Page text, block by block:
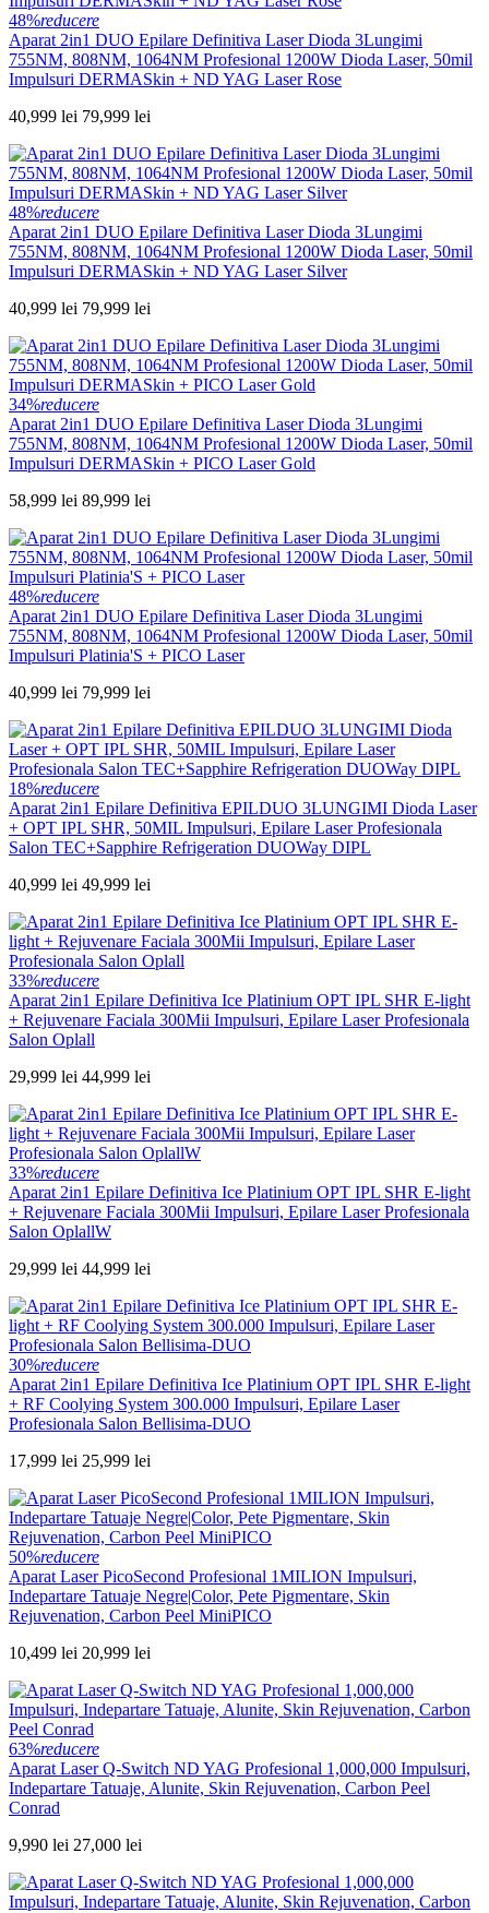
48%reducere
Aparat 2in1 DUO Epilare Definitiva Laser Dioda 3Lungimi
755NM, 808NM, 1064NM Profesional 1200W Dioda Laser, 50mil
Impulsuri DERMASkin + ND YAG Laser Rose
40,999 lei 79,999 lei
48%reducere
Aparat 2in1 DUO Epilare Definitiva Laser Dioda 3Lungimi
755NM, 808NM, 1064NM Profesional 1200W Dioda Laser, 50mil
Impulsuri DERMASkin + ND YAG Laser Silver
40,999 lei 79,999 lei
34%reducere
Aparat 2in1 DUO Epilare Definitiva Laser Dioda 3Lungimi
755NM, 808NM, 1064NM Profesional 1200W Dioda Laser, 50mil
Impulsuri DERMASkin + PICO Laser Gold
58,999 lei 89,999 lei
48%reducere
Aparat 2in1 DUO Epilare Definitiva Laser Dioda 3Lungimi
755NM, 808NM, 1064NM Profesional 1200W Dioda Laser, 50mil
Impulsuri Platinia'S + PICO Laser
40,999 lei 79,999 lei
18%reducere
Aparat 2in1 Epilare Definitiva EPILDUO 3LUNGIMI Dioda Laser
+ OPT IPL SHR, 50MIL Impulsuri, Epilare Laser Profesionala
Salon TEC+Sapphire Refrigeration DUOWay DIPL
40,999 lei 49,999 lei
33%reducere
Aparat 2in1 Epilare Definitiva Ice Platinium OPT IPL SHR E-light
+ Rejuvenare Faciala 300Mii Impulsuri, Epilare Laser Profesionala
Salon Oplall
29,999 lei 44,999 lei
33%reducere
Aparat 2in1 Epilare Definitiva Ice Platinium OPT IPL SHR E-light
+ Rejuvenare Faciala 300Mii Impulsuri, Epilare Laser Profesionala
Salon OplallW
29,999 lei 44,999 lei
30%reducere
Aparat 2in1 Epilare Definitiva Ice Platinium OPT IPL SHR E-light
+ RF Coolying System 300.000 Impulsuri, Epilare Laser
Profesionala Salon Bellisima-DUO
17,999 lei 25,999 lei
50%reducere
Aparat Laser PicoSecond Profesional 1MILION Impulsuri,
Indepartare Tatuaje Negre|Color, Pete Pigmentare, Skin
Rejuvenation, Carbon Peel MiniPICO
10,499 lei 20,999 lei
63%reducere
Aparat Laser Q-Switch ND YAG Profesional 1,000,000 Impulsuri,
Indepartare Tatuaje, Alunite, Skin Rejuvenation, Carbon Peel
Conrad
9,990 lei 27,000 lei